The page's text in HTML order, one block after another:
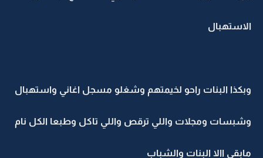
الاستهبال
وبكذا البنات راحو لخيمتهم وشغلو مسجل اغاني واستهبال
وشبسات ومجلات واللي ترقص واللي تاكل وطبعا الكل نام
مابقى االا البنات والشباب